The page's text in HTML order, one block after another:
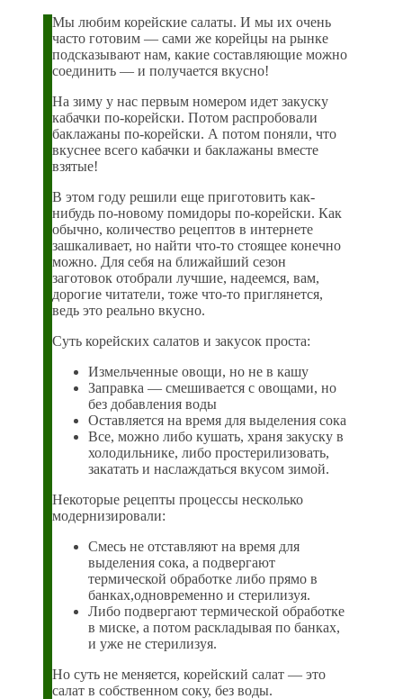
Мы любим корейские салаты. И мы их очень
часто готовим — сами же корейцы на рынке
подсказывают нам, какие составляющие можно
соединить — и получается вкусно!
На зиму у нас первым номером идет закуску
кабачки по-корейски. Потом распробовали
баклажаны по-корейски. А потом поняли, что
вкуснее всего кабачки и баклажаны вместе
взятые!
В этом году решили еще приготовить как-
нибудь по-новому помидоры по-корейски. Как
обычно, количество рецептов в интернете
зашкаливает, но найти что-то стоящее конечно
можно. Для себя на ближайший сезон
заготовок отобрали лучшие, надеемся, вам,
дорогие читатели, тоже что-то приглянется,
ведь это реально вкусно.
Суть корейских салатов и закусок проста:
Измельченные овощи, но не в кашу
Заправка — смешивается с овощами, но
без добавления воды
Оставляется на время для выделения сока
Все, можно либо кушать, храня закуску в
холодильнике, либо простерилизовать,
закатать и наслаждаться вкусом зимой.
Некоторые рецепты процессы несколько
модернизировали:
Смесь не отставляют на время для
выделения сока, а подвергают
термической обработке либо прямо в
банках,одновременно и стерилизуя.
Либо подвергают термической обработке
в миске, а потом раскладывая по банках,
и уже не стерилизуя.
Но суть не меняется, корейский салат — это
салат в собственном соку, без воды.